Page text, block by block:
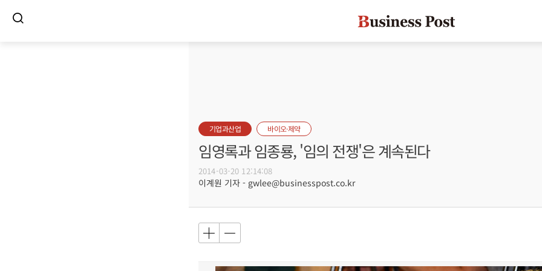
기업과산업 바이오·제약
임영록과 임종룡, '임의 전쟁'은 계속된다
2014-03-20 12:14:08
이계원 기자 - gwlee@businesspost.co.kr